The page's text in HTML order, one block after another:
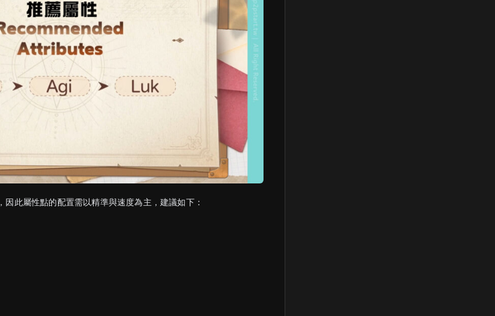
，因此屬性點的配置需以精準與速度為主，建議如下：